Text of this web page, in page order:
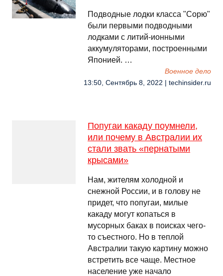
Подводные лодки класса "Сорю"
были первыми подводными
лодками с литий-ионными
аккумуляторами, построенными
Японией. …
Военное дело
13:50, Сентябрь 8, 2022 | techinsider.ru
Попугаи какаду поумнели,
или почему в Австралии их
стали звать «пернатыми
крысами»
Нам, жителям холодной и
снежной России, и в голову не
придет, что попугаи, милые
какаду могут копаться в
мусорных баках в поисках чего-
то съестного. Но в теплой
Австралии такую картину можно
встретить все чаще. Местное
население уже начало